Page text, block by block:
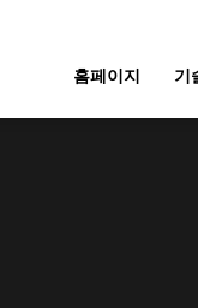
홈페이지 기